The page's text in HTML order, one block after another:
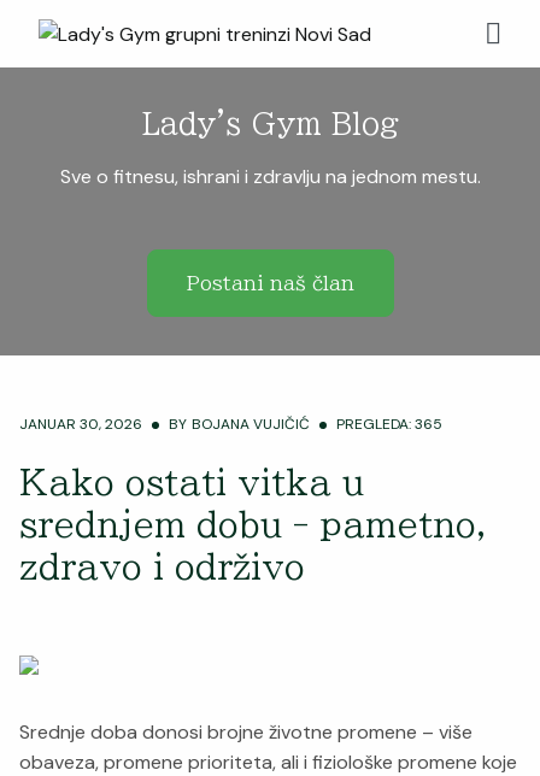
Lady's Gym Blog
Sve o fitnesu, ishrani i zdravlju na jednom mestu.
Postani naš član
JANUAR 30, 2026 BY BOJANA VUJIČIĆ PREGLEDA: 365
Kako ostati vitka u
srednjem dobu - pametno,
zdravo i održivo
Srednje doba donosi brojne životne promene – više
obaveza, promene prioriteta, ali i fiziološke promene koje